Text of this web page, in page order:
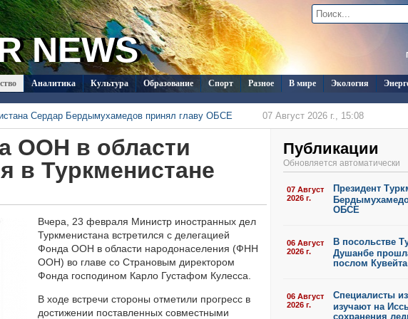
NEWS
Аналитика Культура Образование Спорт Разное В мире Экология
Сердар Бердымухамедов принял главу ОБСЕ
07 Август 2026 г., 15:08
в Душанбе прошла встреча с новым послом Кувейта
06 Август 2026 г., 17:40
изучают на Иссык-Куле вопросы сохранения
06 Август 2026 г., 17:40
визитом в Туркменистан
06 Август 2026 г., 17:35
СНГ поступило на конкурс документального кино в Туркменистане
06 Август 2026 г., 17:34
Ассоциацию «Akhal-Téké France» на чемпионат мира
05 Август 2026 г., 11:45
ООН в области
в Туркменистане
Вчера, 23 февраля Министр иностранных дел
Туркменистана встретился с делегацией
Фонда ООН в области народонаселения (ФНН
ООН) во главе со Страновым директором
Фонда господином Карло Густафом Кулесса.
В ходе встречи стороны отметили прогресс в
достижении поставленных совместными
Публикации
Обновляется автоматически
07 Август
2026 г.
Президент
ОБСЕ
06 Август
2026 г.
В посольстве
Душанбе
послом Кувейта
06 Август
2026 г.
Специалисты
изучают на
сохранения